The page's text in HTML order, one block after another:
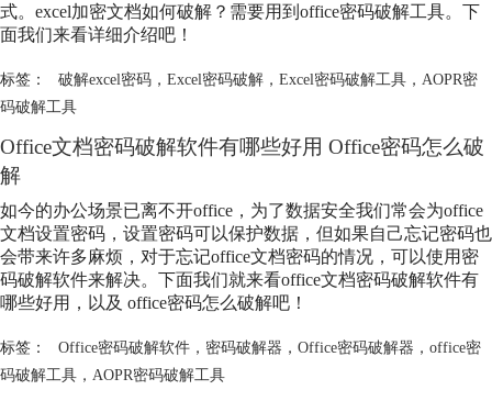
式。excel加密文档如何破解？需要用到office密码破解工具。下
面我们来看详细介绍吧！
标签： 破解excel密码， Excel密码破解， Excel密码破解工具， AOPR密
码破解工具
Office文档密码破解软件有哪些好用 Office密码怎么破
解
如今的办公场景已离不开office，为了数据安全我们常会为office
文档设置密码，设置密码可以保护数据，但如果自己忘记密码也
会带来许多麻烦，对于忘记office文档密码的情况，可以使用密
码破解软件来解决。下面我们就来看office文档密码破解软件有
哪些好用，以及 office密码怎么破解吧！
标签： Office密码破解软件， 密码破解器 ， Office密码破解器 ， office密
码破解工具 ， AOPR密码破解工具